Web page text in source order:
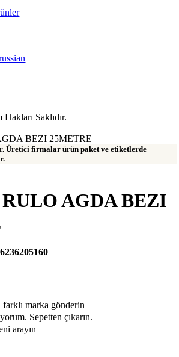
Saklıdır.
Üretici firmalar ürün paket ve etiketlerde
AGDA BEZI
marka gönderin
Sepetten çıkarın.
arayın